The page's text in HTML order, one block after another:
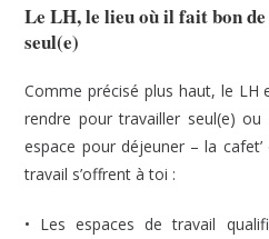
Le LH, le lieu où il fait bon
seul(e)
Comme précisé plus haut, le LH
rendre pour travailler seul(e)
espace pour déjeuner – la
travail s’offrent à toi :
• Les espaces de travail